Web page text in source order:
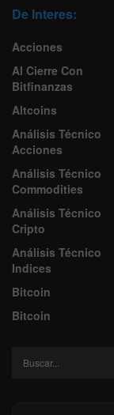
De Interes:
Acciones
Al Cierre Con
Bitfinanzas
Altcoins
Análisis Técnico
Acciones
Análisis Técnico
Commodities
Análisis Técnico
Cripto
Análisis Técnico
Indices
Bitcoin
Bitcoin